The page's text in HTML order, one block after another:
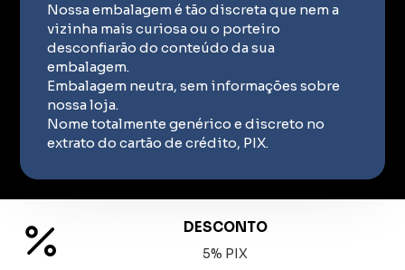
Nossa embalagem é tão discreta que nem a
vizinha mais curiosa ou o porteiro
desconfiarão do conteúdo da sua
embalagem.
Embalagem neutra, sem informações sobre
nossa loja.
Nome totalmente genérico e discreto no
extrato do cartão de crédito, PIX.
DESCONTO
5% PIX